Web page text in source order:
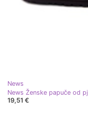
News
News Ženske papuče od
19,51 €